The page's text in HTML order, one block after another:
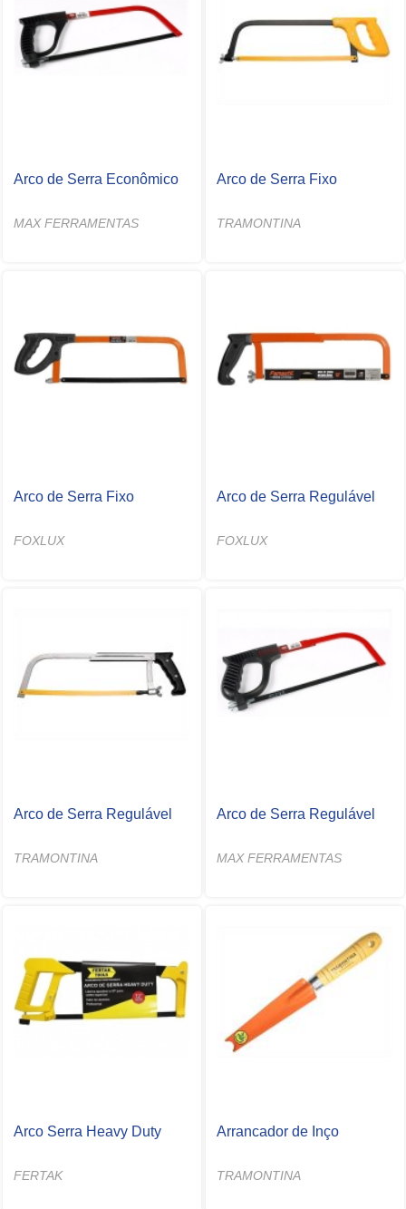
Arco de Serra Econômico
MAX FERRAMENTAS
Arco de Serra Fixo
TRAMONTINA
Arco de Serra Fixo
FOXLUX
Arco de Serra Regulável
FOXLUX
Arco de Serra Regulável
TRAMONTINA
Arco de Serra Regulável
MAX FERRAMENTAS
Arco Serra Heavy Duty
FERTAK
Arrancador de Inço
TRAMONTINA